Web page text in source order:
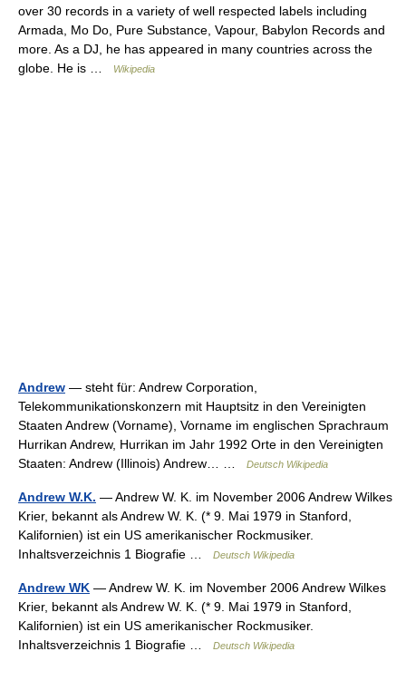
over 30 records in a variety of well respected labels including
Armada, Mo Do, Pure Substance, Vapour, Babylon Records and
more. As a DJ, he has appeared in many countries across the
globe. He is …
Wikipedia
Andrew — steht für: Andrew Corporation,
Telekommunikationskonzern mit Hauptsitz in den Vereinigten
Staaten Andrew (Vorname), Vorname im englischen Sprachraum
Hurrikan Andrew, Hurrikan im Jahr 1992 Orte in den Vereinigten
Staaten: Andrew (Illinois) Andrew… …
Deutsch Wikipedia
Andrew W.K. — Andrew W. K. im November 2006 Andrew Wilkes
Krier, bekannt als Andrew W. K. (* 9. Mai 1979 in Stanford,
Kalifornien) ist ein US amerikanischer Rockmusiker.
Inhaltsverzeichnis 1 Biografie …
Deutsch Wikipedia
Andrew WK — Andrew W. K. im November 2006 Andrew Wilkes
Krier, bekannt als Andrew W. K. (* 9. Mai 1979 in Stanford,
Kalifornien) ist ein US amerikanischer Rockmusiker.
Inhaltsverzeichnis 1 Biografie …
Deutsch Wikipedia